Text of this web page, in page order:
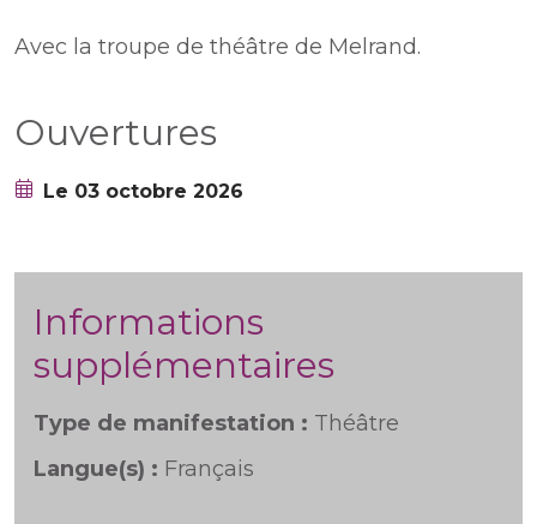
Avec la troupe de théâtre de Melrand.
Ouvertures
Le 03 octobre 2026
Informations
supplémentaires
Type de manifestation : Théâtre
Langue(s) : Français